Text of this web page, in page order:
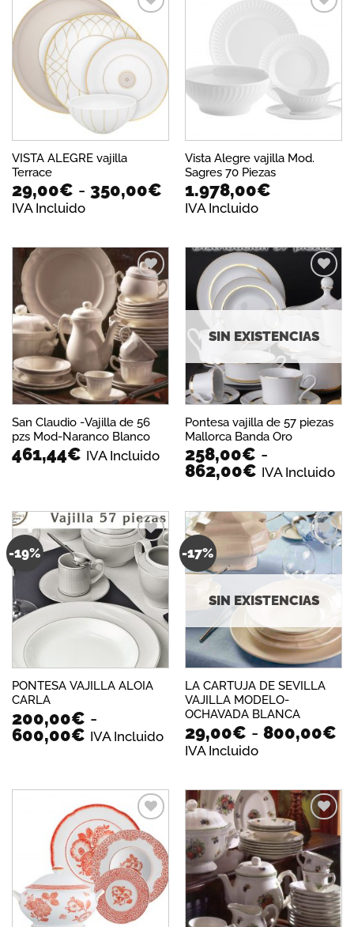
Añadir
a la
lista de
deseos
VISTA ALEGRE vajilla
Terrace
29,00€ - 350,00€Rango
29,00€
hasta
350,00€
IVA Incluido
a la
lista de
deseos
Vista Alegre vajilla Mod.
Sagres 70 Piezas
1.978,00€
IVA Incluido
Añadir
a la
lista de
deseos
San Claudio -Vajilla de 56
pzs Mod-Naranco Blanco
461,44€ IVA Incluido
Añadir
a la
SIN EXISTENCIAS
Pontesa vajilla de 57 piezas
Mallorca Banda Oro
258,00€ -
862,00€Rango
desde
258,00€
hasta
862,00€
IVA Incluido
-19%
Añadir
a la
lista de
deseos
PONTESA VAJILLA ALOIA
CARLA
200,00€ -
600,00€Rango
200,00€
hasta
600,00€
IVA Incluido
-17%
Añadir
a la
lista de
SIN EXISTENCIAS
LA CARTUJA DE SEVILLA
VAJILLA MODELO-
OCHAVADA BLANCA
29,00€ - 800,00€
IVA Incluido
Añadir
a la
lista de
deseos
Añadir
a la
lista de
deseos